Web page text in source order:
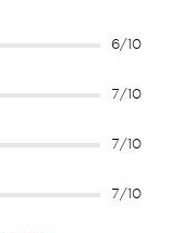
6/10
7/10
7/10
7/10